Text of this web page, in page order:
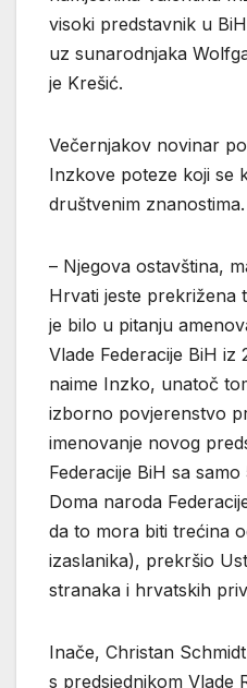
visoki predstavnik u
uz sunarodnjaka
je Krešić.
Večernjakov novinar
Inzkove poteze koji se
društvenim znanostima.
– Njegova ostavština,
Hrvati jeste prekrižena
je bilo u pitanju
Vlade Federacije BiH iz
naime Inzko, unatoč
izborno povjerenstvo
imenovanje novog
Federacije BiH sa
Doma naroda
da to mora biti trećina
izaslanika), prekršio
stranaka i hrvatskih
Inače, Christan
s predsjednikom Vlade